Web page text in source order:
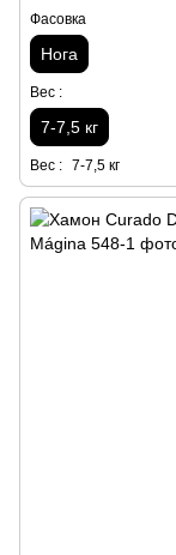
Фасовка
Нога
Вес :
7-7,5 кг
Вес : 7-7,5 кг